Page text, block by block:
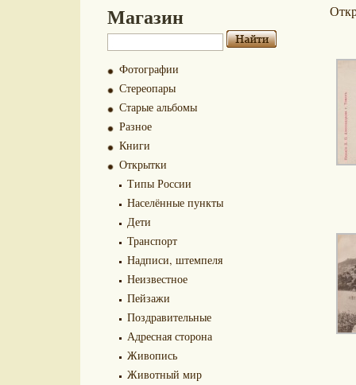
Магазин
Фотографии
Стереопары
Старые альбомы
Разное
Книги
Открытки
Типы России
Населённые пункты
Дети
Транспорт
Надписи, штемпеля
Неизвестное
Пейзажи
Поздравительные
Адресная сторона
Живопись
Животный мир